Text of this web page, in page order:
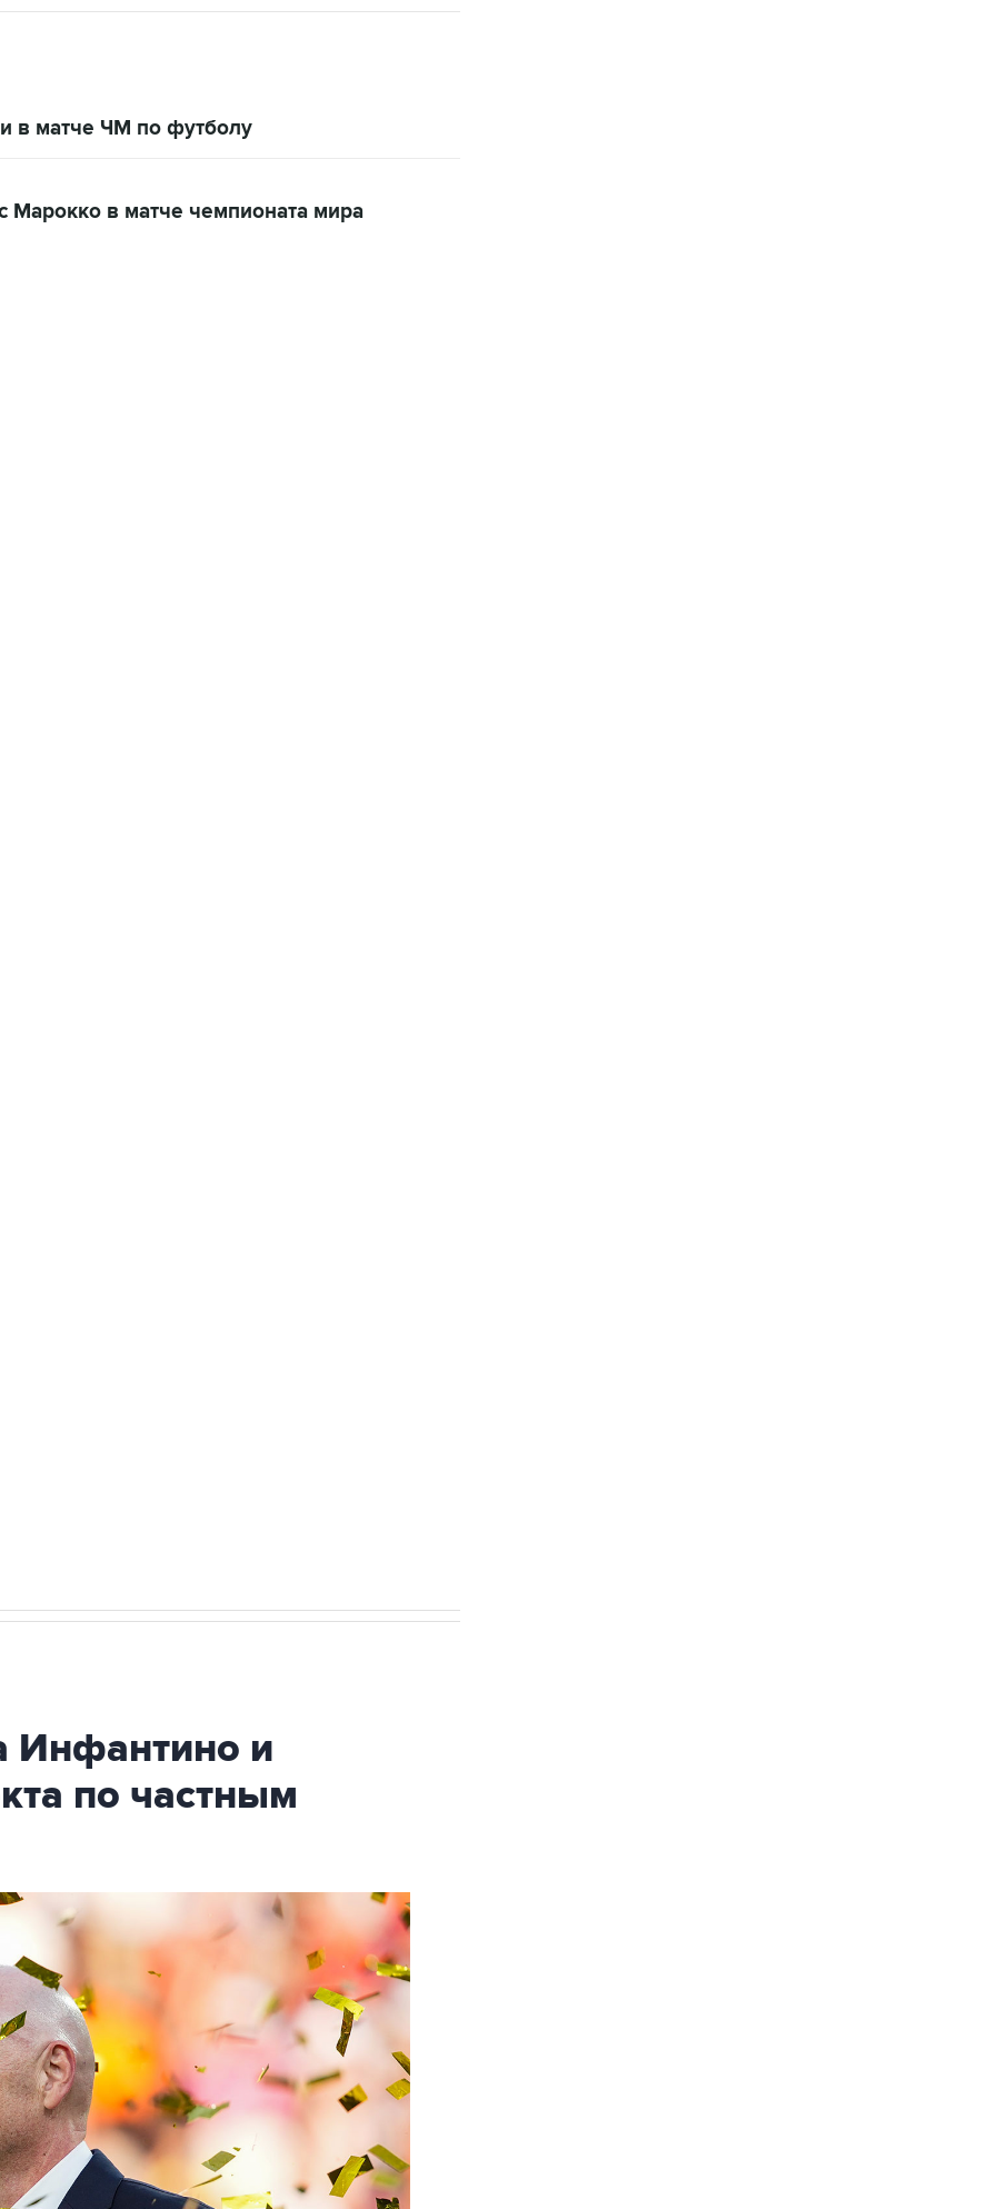
в матче ЧМ по футболу
Марокко в матче чемпионата мира
и
по частным